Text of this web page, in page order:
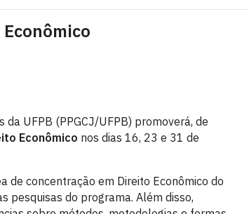
da UFPB (PPGCJ/UFPB) promoverá, de
Econômico nos dias 16, 23 e 31 de
de concentração em Direito Econômico do
pesquisas do programa. Além disso,